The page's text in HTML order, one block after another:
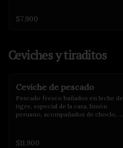
$7.900
Ceviches y tiraditos
Ceviche de pescado
Pescado fresco bañados en leche de
tigre, especial de la casa, limón
peruano, acompañados de choclo,
$11.900